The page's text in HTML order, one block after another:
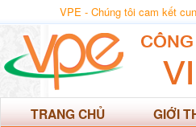
VPE - Chúng tôi cam kết
TRANG CHỦ GIỚI